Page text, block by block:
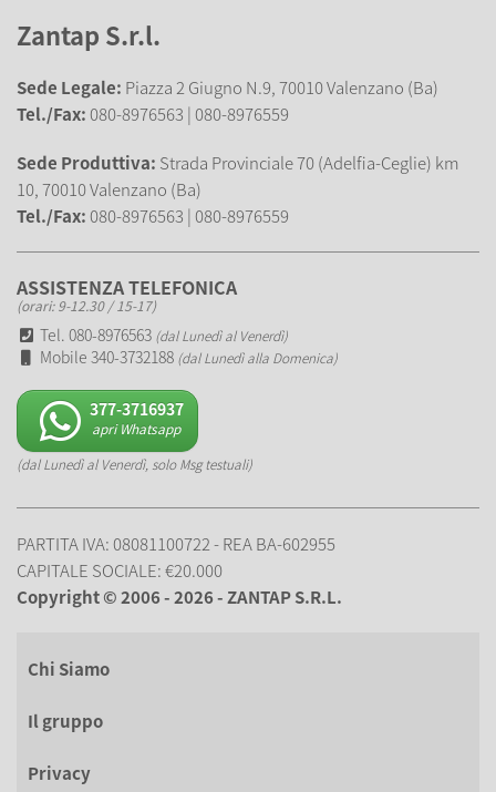
Zantap S.r.l.
Sede Legale: Piazza 2 Giugno N.9, 70010 Valenzano (Ba)
Tel./Fax:080-8976563 | 080-8976559
Sede Produttiva: Strada Provinciale 70 (Adelfia-Ceglie) km
10, 70010 Valenzano (Ba)
Tel./Fax:080-8976563 | 080-8976559
ASSISTENZA TELEFONICA
(orari: 9-12.30 / 15-17)
Tel. 080-8976563 (dal Lunedì al Venerdì)
Mobile 340-3732188 (dal Lunedì alla Domenica)
377-3716937
apri Whatsapp
(dal Lunedì al Venerdì, solo Msg testuali)
PARTITA IVA: 08081100722 - REA BA-602955
CAPITALE SOCIALE: €20.000
Copyright © 2006 - 2026 - ZANTAP S.R.L.
Chi Siamo
Il gruppo
Privacy